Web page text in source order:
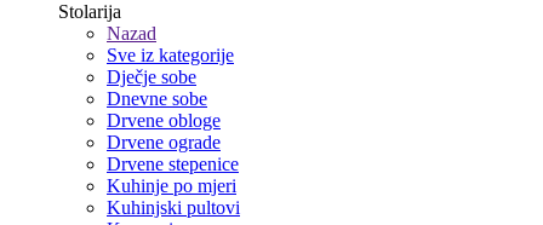
Stolarija
Nazad
Sve iz kategorije
Dječje sobe
Dnevne sobe
Drvene obloge
Drvene ograde
Drvene stepenice
Kuhinje po mjeri
Kuhinjski pultovi